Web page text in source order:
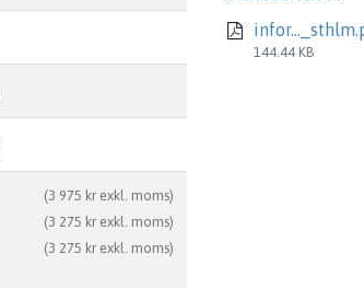
144.44 KB
(3 975 kr exkl. moms)
(3 275 kr exkl. moms)
(3 275 kr exkl. moms)